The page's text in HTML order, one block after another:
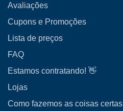
Avaliações
Cupons e Promoções
Lista de preços
FAQ
Estamos contratando! 👋
Lojas
Como fazemos as coisas certas